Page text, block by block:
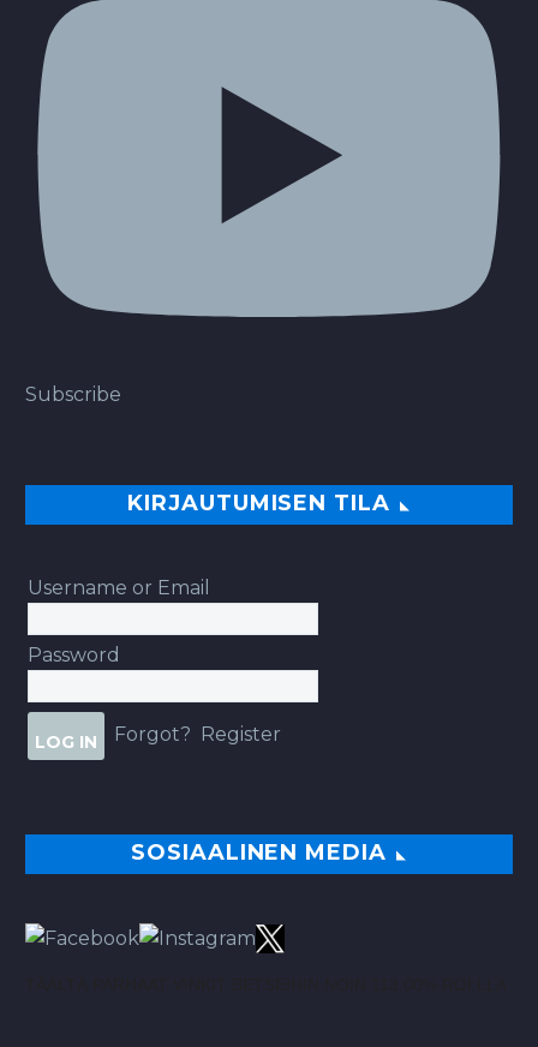
Subscribe
KIRJAUTUMISEN TILA
Username or Email
Password
Forgot? Register
SOSIAALINEN MEDIA